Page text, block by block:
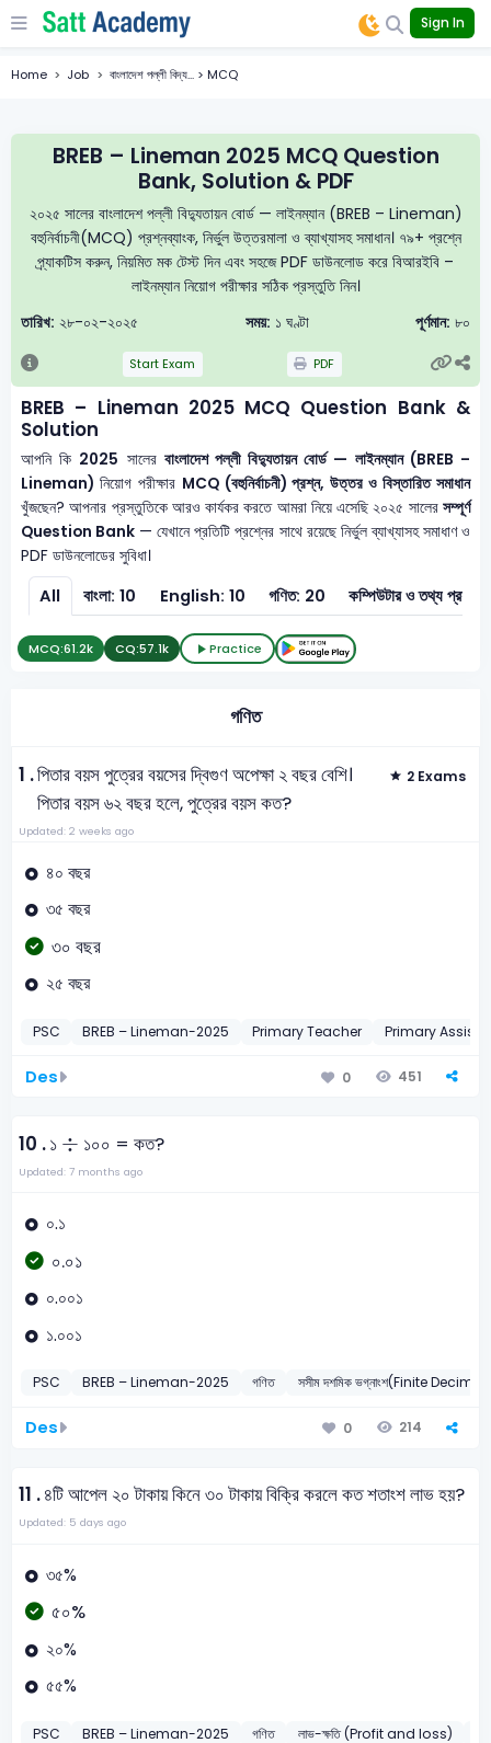
Sign In
Home Job বাংলাদেশ পল্লী বিদ্য... > MCQ
BREB – Lineman 2025 MCQ Question
Bank, Solution & PDF
২০২৫ সালের বাংলাদেশ পল্লী বিদ্যুতায়ন বোর্ড — লাইনম্যান (BREB – Lineman)
বহুনির্বাচনী(MCQ) প্রশ্নব্যাংক, নির্ভুল উত্তরমালা ও ব্যাখ্যাসহ সমাধান। ৭৯+ প্রশ্নে
প্র্যাকটিস করুন, নিয়মিত মক টেস্ট দিন এবং সহজে PDF ডাউনলোড করে বিআরইবি –
লাইনম্যান নিয়োগ পরীক্ষার সঠিক প্রস্তুতি নিন।
তারিখ: ২৮-০২-২০২৫ সময়: ১ ঘণ্টা পূর্ণমান: ৮০
Start Exam PDF
BREB – Lineman 2025 MCQ Question Bank &
Solution
আপনি কি 2025 সালের বাংলাদেশ পল্লী বিদ্যুতায়ন বোর্ড — লাইনম্যান (BREB –
Lineman)নিয়োগ পরীক্ষার MCQ (বহুনির্বাচনী) প্রশ্ন, উত্তর ও বিস্তারিত সমাধান
খুঁজছেন? আপনার প্রস্তুতিকে আরও কার্যকর করতে আমরা নিয়ে এসেছি ২০২৫ সালের সম্পূর্ণ
Question Bank — যেখানে প্রতিটি প্রশ্নের সাথে রয়েছে নির্ভুল ব্যাখ্যাসহ সমাধাণ ও
PDF ডাউনলোডের সুবিধা।
All বাংলা: 10 English: 10 গণিত: 20 কম্পিউটার ও
MCQ:61.2k CQ:57.1k Practice
গণিত
1 .পিতার বয়স পুত্রের বয়সের দ্বিগুণ অপেক্ষা ২ বছর বেশি।
পিতার বয়স ৬২ বছর হলে, পুত্রের বয়স কত?
2 Exams
Updated: 2 weeks ago
৪০ বছর
৩৫ বছর
৩০ বছর
২৫ বছর
PSC BREB – Lineman-2025 Primary Teacher Primary
Des 0 451
10 .১ ÷
÷ ১০০ = কত?
Updated: 7 months ago
০.১
০.০১
০.০০১
১.০০১
PSC BREB – Lineman-2025 গণিত সসীম দশমিক ভগ্নাংশ(Finite
Des 0 214
11 .৪টি আপেল ২০ টাকায় কিনে ৩০ টাকায় বিক্রি করলে কত শতাংশ লাভ হয়?
Updated: 5 days ago
৩৫%
৫০%
২০%
৫৫%
PSC BREB – Lineman-2025 গণিত লাভ-ক্ষতি (Profit and loss)